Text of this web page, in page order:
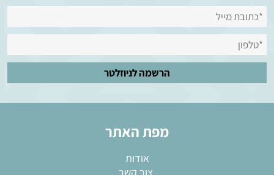
מפת האתר
אודות